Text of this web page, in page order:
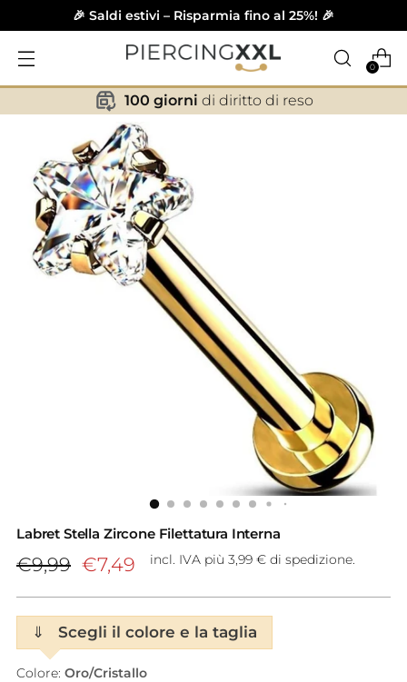
🎉 Saldi estivi – Risparmia fino al 25%! 🎉
0
✕
100 giorni di diritto di reso
Labret Stella Zircone Filettatura Interna
Prezzo
listino
€9,99 €7,49 incl. IVA più 3,99 € di spedizione.
⇓ Scegli il colore e la taglia
Colore: Oro/Cristallo